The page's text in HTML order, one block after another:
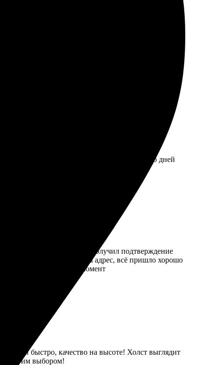
выбрать нужный формат и загрузить фото.
и хорошо упаковано. Приятно видеть, что такая
форму и отправила. Через несколько дней
еще.
После оформления получил подтверждение
Оперативно отправили на адрес, всё пришло хорошо
хочет увековечить момент
быстро, качество на высоте! Холст выглядит
своим выбором!